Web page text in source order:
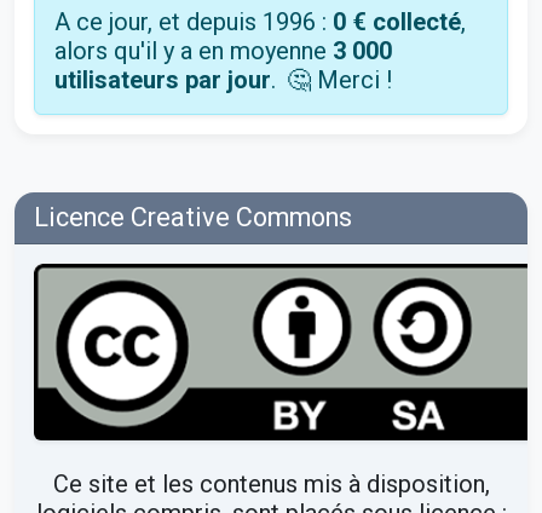
A ce jour, et depuis 1996 : 0 € collecté,
alors qu'il y a en moyenne 3 000
utilisateurs par jour. 🤔 Merci !
Licence Creative Commons
Ce site et les contenus mis à disposition,